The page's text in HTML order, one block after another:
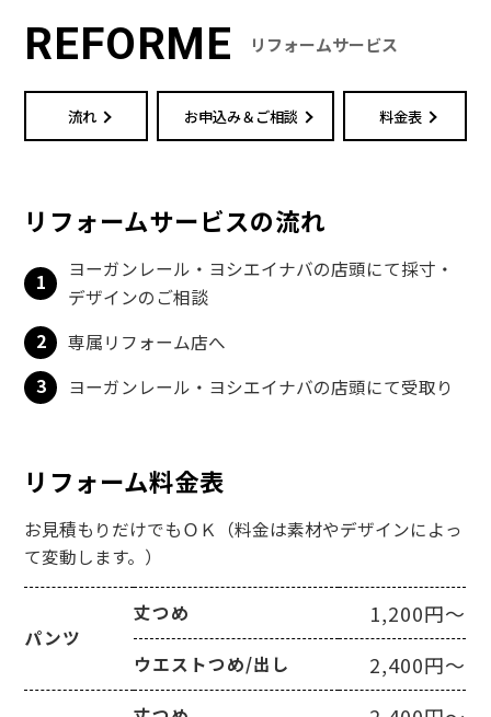
REFORME リフォームサービス
流れ お申込み＆ご相談 料金表
リフォームサービスの流れ
1
ヨーガンレール・ヨシエイナバの店頭にて採寸・
デザインのご相談
2
専属リフォーム店へ
3
ヨーガンレール・ヨシエイナバの店頭にて受取り
リフォーム料金表
お見積もりだけでもＯＫ（料金は素材やデザインによっ
て変動します。）
パンツ
丈つめ 1,200円～
ウエストつめ/出し 2,400円～